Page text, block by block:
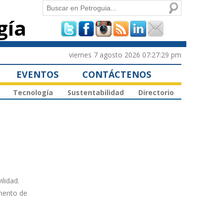
Formulario de
búsqueda
Buscar
viernes 7 agosto 2026 07:27:29 pm
EVENTOS CONTÁCTENOS
Tecnología Sustentabilidad Directorio
de